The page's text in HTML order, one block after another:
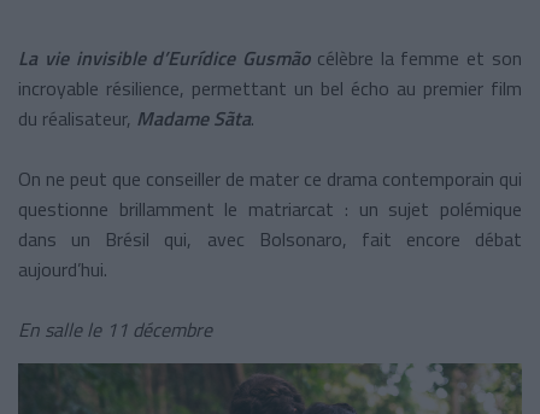
La vie invisible d’Eurídice Gusmãocélèbre la femme et son
incroyable résilience, permettant un bel écho au premier film
du réalisateur, Madame Sãta.
On ne peut que conseiller de mater ce drama contemporain qui
questionne brillamment le matriarcat : un sujet polémique
dans un Brésil qui, avec Bolsonaro, fait encore débat
aujourd’hui.
En salle le 11 décembre